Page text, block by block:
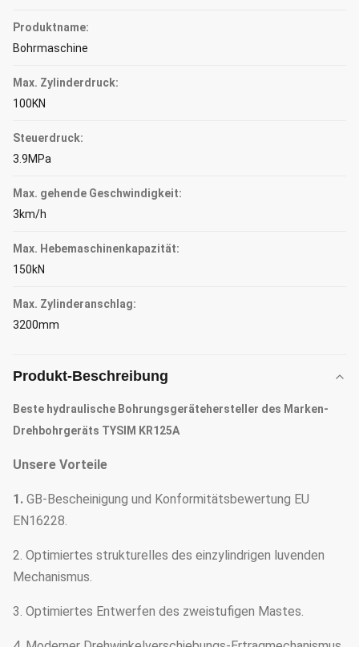
Produktname:
Bohrmaschine
Max. Zylinderdruck:
100KN
Steuerdruck:
3.9MPa
Max. gehende Geschwindigkeit:
3km/h
Max. Hebemaschinenkapazität:
150kN
Max. Zylinderanschlag:
3200mm
Produkt-Beschreibung
Beste hydraulische Bohrungsgerätehersteller des Marken-
Drehbohrgeräts TYSIM KR125A
Unsere Vorteile
1. GB-Bescheinigung und Konformitätsbewertung EU
EN16228.
2. Optimiertes strukturelles des einzylindrigen luvenden
Mechanismus.
3. Optimiertes Entwerfen des zweistufigen Mastes.